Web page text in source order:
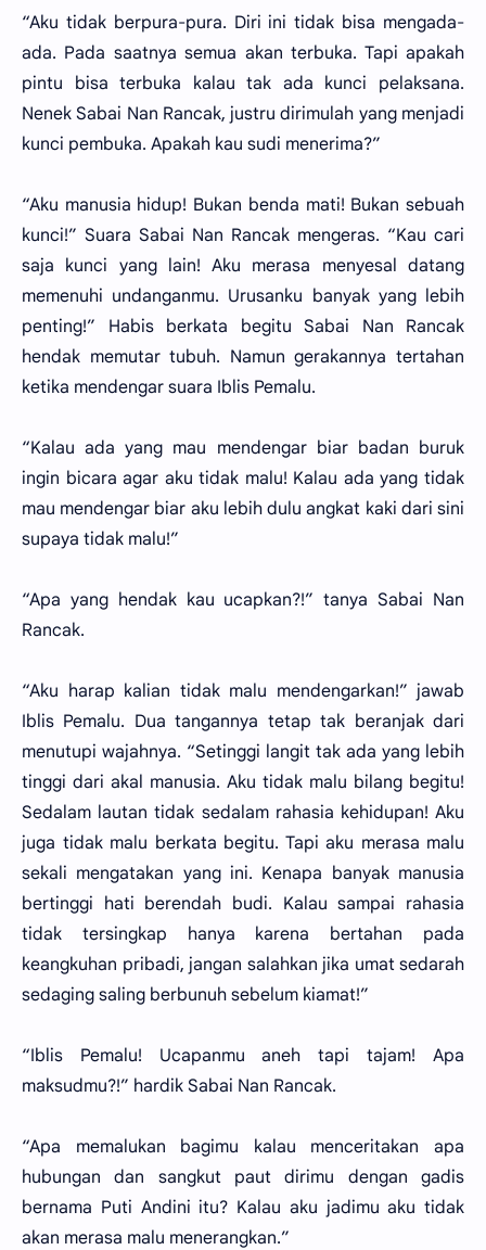
“Aku tidak berpura-pura. Diri ini tidak bisa mengada-
ada. Pada saatnya semua akan terbuka. Tapi apakah
pintu bisa terbuka kalau tak ada kunci pelaksana.
Nenek Sabai Nan Rancak, justru dirimulah yang menjadi
kunci pembuka. Apakah kau sudi menerima?”
“Aku manusia hidup! Bukan benda mati! Bukan sebuah
kunci!” Suara Sabai Nan Rancak mengeras. “Kau cari
saja kunci yang lain! Aku merasa menyesal datang
memenuhi undanganmu. Urusanku banyak yang lebih
penting!” Habis berkata begitu Sabai Nan Rancak
hendak memutar tubuh. Namun gerakannya tertahan
ketika mendengar suara Iblis Pemalu.
“Kalau ada yang mau mendengar biar badan buruk
ingin bicara agar aku tidak malu! Kalau ada yang tidak
mau mendengar biar aku lebih dulu angkat kaki dari sini
supaya tidak malu!”
“Apa yang hendak kau ucapkan?!” tanya Sabai Nan
Rancak.
“Aku harap kalian tidak malu mendengarkan!” jawab
Iblis Pemalu. Dua tangannya tetap tak beranjak dari
menutupi wajahnya. “Setinggi langit tak ada yang lebih
tinggi dari akal manusia. Aku tidak malu bilang begitu!
Sedalam lautan tidak sedalam rahasia kehidupan! Aku
juga tidak malu berkata begitu. Tapi aku merasa malu
sekali mengatakan yang ini. Kenapa banyak manusia
bertinggi hati berendah budi. Kalau sampai rahasia
tidak tersingkap hanya karena bertahan pada
keangkuhan pribadi, jangan salahkan jika umat sedarah
sedaging saling berbunuh sebelum kiamat!”
“Iblis Pemalu! Ucapanmu aneh tapi tajam! Apa
maksudmu?!” hardik Sabai Nan Rancak.
“Apa memalukan bagimu kalau menceritakan apa
hubungan dan sangkut paut dirimu dengan gadis
bernama Puti Andini itu? Kalau aku jadimu aku tidak
akan merasa malu menerangkan.”